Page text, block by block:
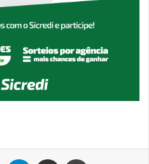
WhatsAppTelegram Compartilhar via e-mail